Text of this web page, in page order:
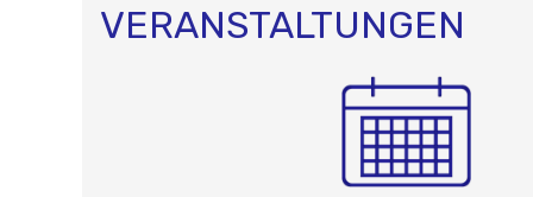
VERANSTALTUNGEN